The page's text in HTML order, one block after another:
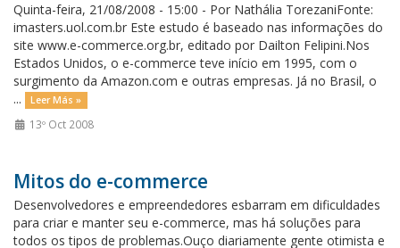
Quinta-feira, 21/08/2008 - 15:00 - Por Nathália TorezaniFonte:
imasters.uol.com.br Este estudo é baseado nas informações do
site www.e-commerce.org.br, editado por Dailton Felipini.Nos
Estados Unidos, o e-commerce teve início em 1995, com o
surgimento da Amazon.com e outras empresas. Já no Brasil, o
...
Leer Más »
13º Oct 2008
Mitos do e-commerce
Desenvolvedores e empreendedores esbarram em dificuldades
para criar e manter seu e-commerce, mas há soluções para
todos os tipos de problemas.Ouço diariamente gente otimista e